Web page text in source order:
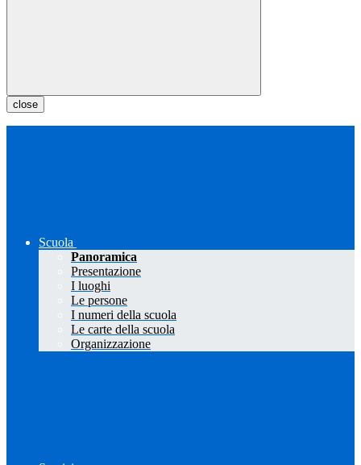
close
Scuola
Panoramica
Presentazione
I luoghi
Le persone
I numeri della scuola
Le carte della scuola
Organizzazione